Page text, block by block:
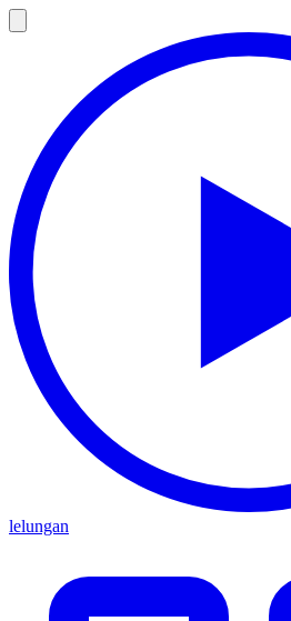
lelungan